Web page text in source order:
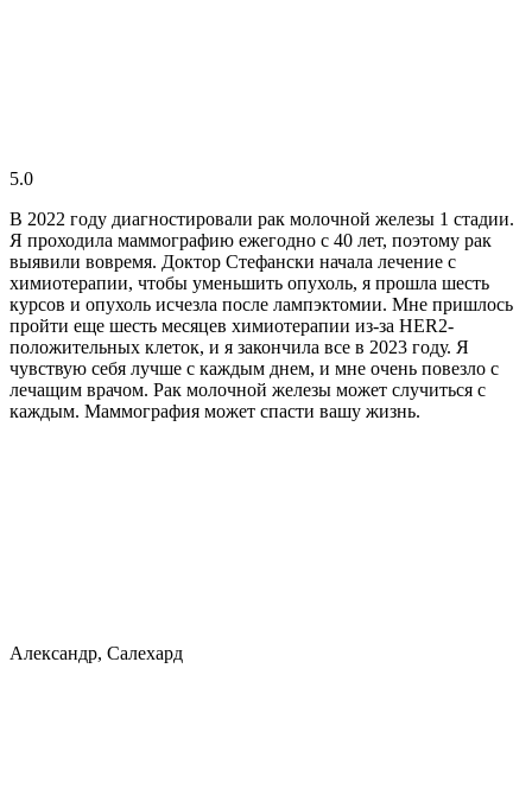
5.0
В 2022 году диагностировали рак молочной железы 1 стадии.
Я проходила маммографию ежегодно с 40 лет, поэтому рак
выявили вовремя. Доктор Стефански начала лечение с
химиотерапии, чтобы уменьшить опухоль, я прошла шесть
курсов и опухоль исчезла после лампэктомии. Мне пришлось
пройти еще шесть месяцев химиотерапии из-за HER2-
положительных клеток, и я закончила все в 2023 году. Я
чувствую себя лучше с каждым днем, и мне очень повезло с
лечащим врачом. Рак молочной железы может случиться с
каждым. Маммография может спасти вашу жизнь.
Александр, Салехард